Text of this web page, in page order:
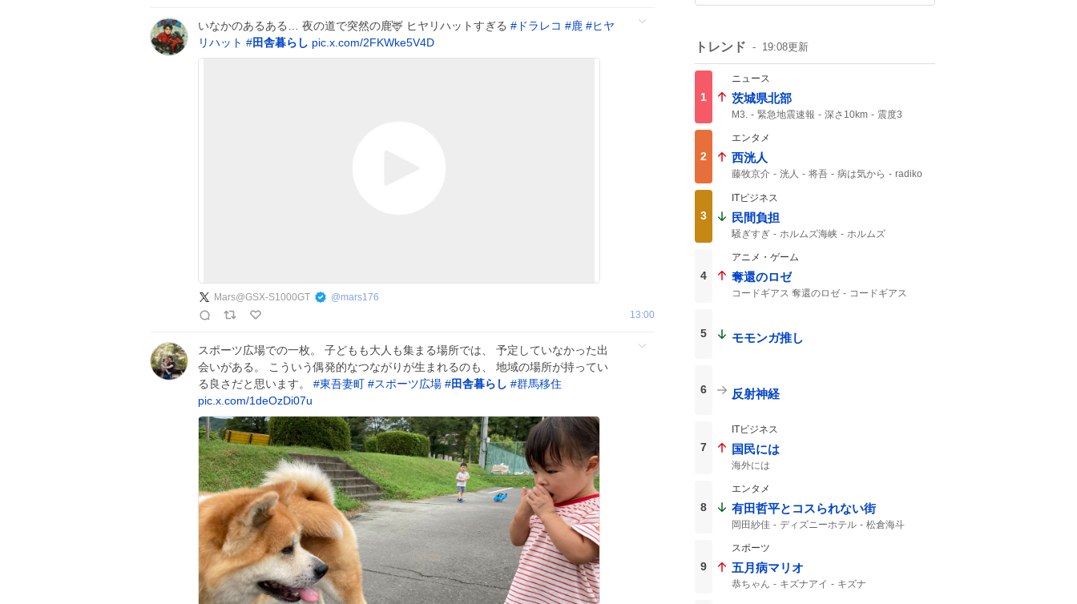
いなかのあるある… 夜の道で突然の鹿🦌 ヒヤリハットすぎる # ドラレコ #鹿 #ヒヤ
リハット #田舎暮らし pic.x.com/2FKWke5V4D
Mars@GSX-S1000GT @mars176
13:00
スポーツ広場での一枚。 子どもも大人も集まる場所では、 予定していなかった出
会いがある。 こういう偶発的なつながりが生まれるのも、 地域の場所が持ってい
る良さだと思います。 #東吾妻町 #スポーツ広場 #田舎暮らし #群馬移住
pic.x.com/1deOzDi07u
トレンド 19:08更新
1
ニュース
茨城県北部
M3. 緊急地震速報 深さ10km
震度3
2
エンタメ
西洸人
藤牧京介 洸人 将吾 病は気から radiko
3
ITビジネス
民間負担
騒ぎすぎ ホルムズ海峡 ホルムズ
4
アニメ・ゲーム
奪還のロゼ
コードギアス 奪還のロゼ コードギアス
5 モモンガ推し
6 反射神経
7
ITビジネス
国民には
海外には
8
エンタメ
有田哲平とコスられない街
岡田紗佳 ディズニーホテル 松倉海斗
9
スポーツ
五月病マリオ
恭ちゃん キズナアイ キズナ